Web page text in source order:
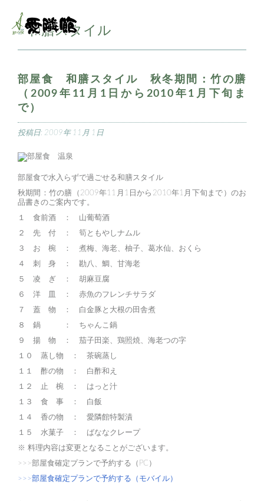
■和膳スタイル
部屋食 和膳スタイル 秋冬期間：竹の膳
（2009年11月1日から2010年1月下旬ま
で）
投稿日: 2009年 11月 1日
部屋食で水入らずで過ごせる和膳スタイル
秋期間：竹の膳（2009年11月1日から2010年1月下旬まで）のお
品書きのご案内です。
１ 食前酒 ： 山葡萄酒
２ 先 付 ： 筍ともやしナムル
３ お 椀 ： 煮梅、海老、柚子、葛水仙、おくら
４ 刺 身 ： 勘八、鯛、甘海老
５ 凌 ぎ ： 胡麻豆腐
６ 洋 皿 ： 赤魚のフレンチサラダ
７ 蓋 物 ： 白金豚と大根の田舎煮
８ 鍋 ： ちゃんこ鍋
９ 揚 物 ： 茄子田楽、鶏照焼、海老つの字
１０ 蒸し物 ： 茶碗蒸し
１１ 酢の物 ： 白酢和え
１２ 止 椀 ： はっと汁
１３ 食 事 ： 白飯
１４ 香の物 ： 愛隣館特製漬
１５ 水菓子 ： ばななクレープ
※ 料理内容は変更となることがございます。
>>>部屋食確定プランで予約する（PC）
>>>部屋食確定プランで予約する（モバイル）